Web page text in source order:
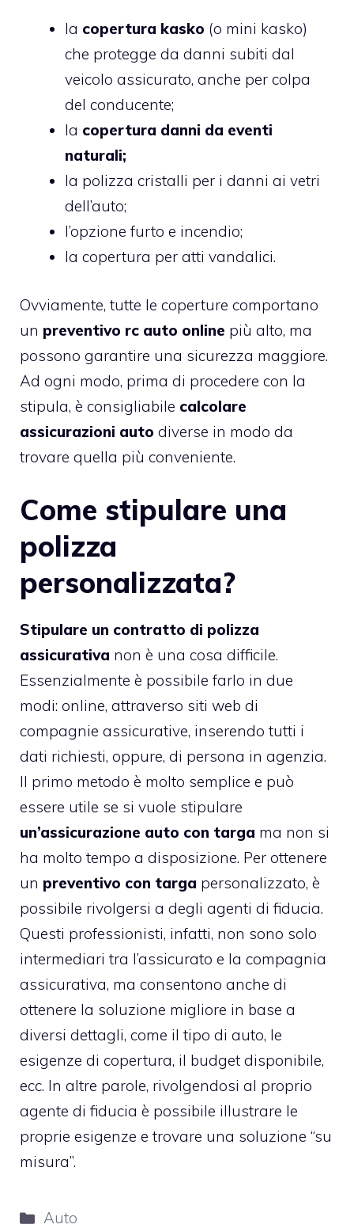
la copertura kasko (o mini kasko)
che protegge da danni subiti dal
veicolo assicurato, anche per colpa
del conducente;
la copertura danni da eventi
naturali;
la polizza cristalli per i danni ai vetri
dell’auto;
l’opzione furto e incendio;
la copertura per atti vandalici.
Ovviamente, tutte le coperture comportano
un preventivo rc auto online più alto, ma
possono garantire una sicurezza maggiore.
Ad ogni modo, prima di procedere con la
stipula, è consigliabile calcolare
assicurazioni auto diverse in modo da
trovare quella più conveniente.
Come stipulare una
polizza
personalizzata?
Stipulare un contratto di polizza
assicurativa non è una cosa difficile.
Essenzialmente è possibile farlo in due
modi: online, attraverso siti web di
compagnie assicurative, inserendo tutti i
dati richiesti, oppure, di persona in agenzia.
Il primo metodo è molto semplice e può
essere utile se si vuole stipulare
un’assicurazione auto con targa ma non si
ha molto tempo a disposizione. Per ottenere
un preventivo con targa personalizzato, è
possibile rivolgersi a degli agenti di fiducia.
Questi professionisti, infatti, non sono solo
intermediari tra l’assicurato e la compagnia
assicurativa, ma consentono anche di
ottenere la soluzione migliore in base a
diversi dettagli, come il tipo di auto, le
esigenze di copertura, il budget disponibile,
ecc. In altre parole, rivolgendosi al proprio
agente di fiducia è possibile illustrare le
proprie esigenze e trovare una soluzione “su
misura”.
Categorie
Auto